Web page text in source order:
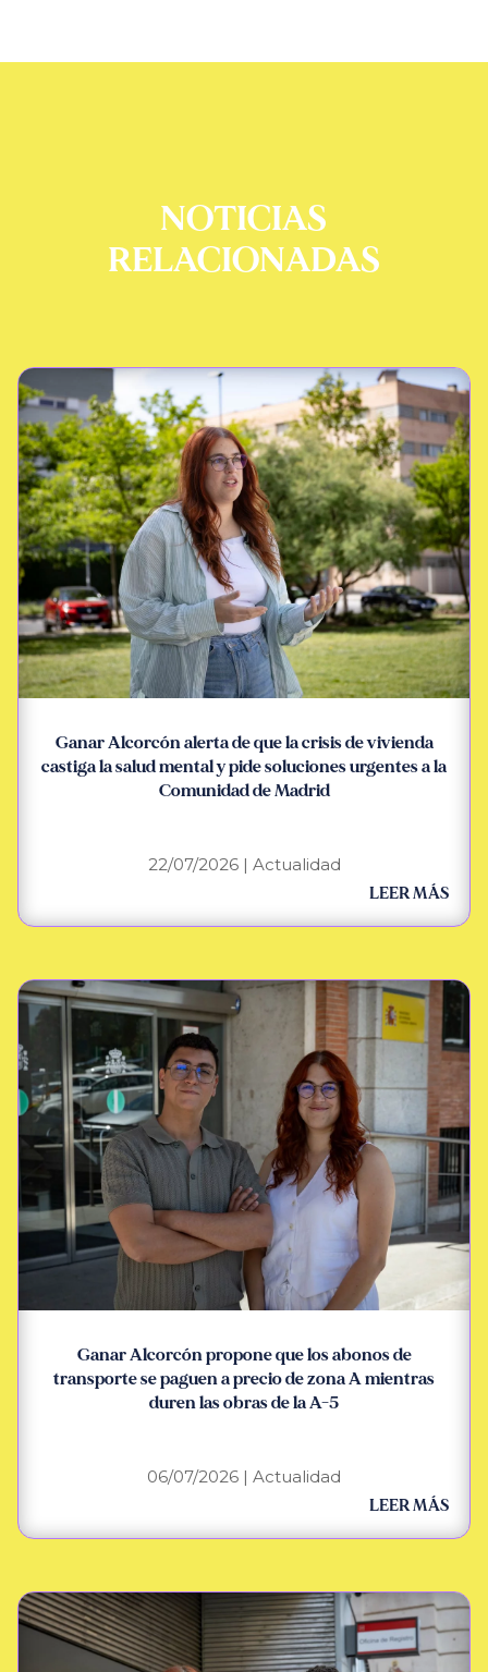
NOTICIAS
RELACIONADAS
Ganar Alcorcón alerta de que la crisis de vivienda
castiga la salud mental y pide soluciones urgentes a la
Comunidad de Madrid
22/07/2026| Actualidad
LEER MÁS
Ganar Alcorcón propone que los abonos de
transporte se paguen a precio de zona A mientras
duren las obras de la A-5
06/07/2026 | Actualidad
LEER MÁS